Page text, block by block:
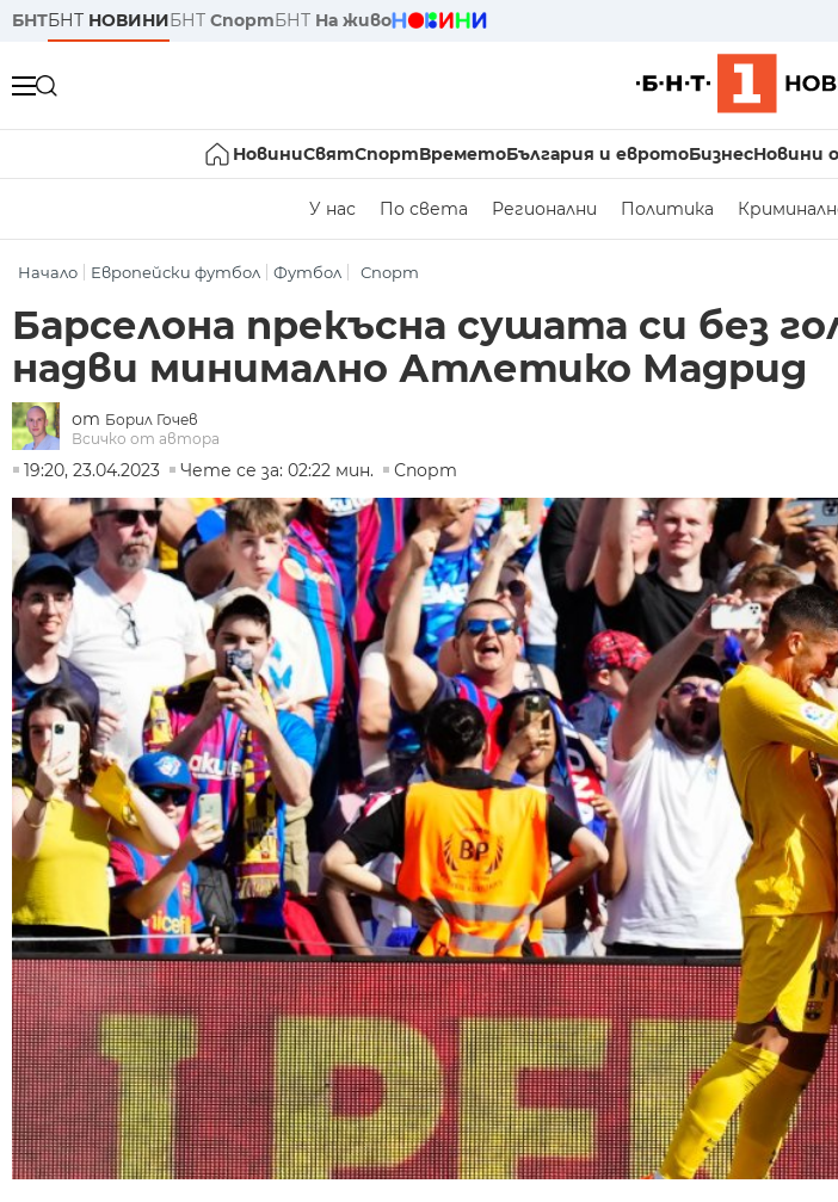
БНТБНТ НОВИНИБНТ СпортБНТ На живо
НовиниСвятСпортВреметоБългария и евротоБизнесНовини
У нас По света Регионални Политика
Начало Европейски футбол Футбол Спорт
Барселона прекъсна сушата си без
надви минимално Атлетико Мадрид
от Борил Гочев
Всичко от автора
19:20, 23.04.2023
Чете се за: 02:22 мин. Спорт